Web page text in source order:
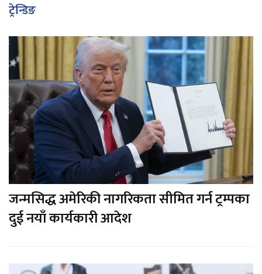
ट्रेन्डिङ
जन्मसिद्ध अमेरिकी नागरिकता सीमित गर्न ट्रम्पका
दुई नयाँ कार्यकारी आदेश